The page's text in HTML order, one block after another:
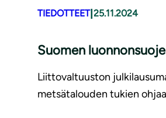
TIEDOTTEET| 25.11.2024
Suomen
Liittovaltuuston
metsätalouden tukien